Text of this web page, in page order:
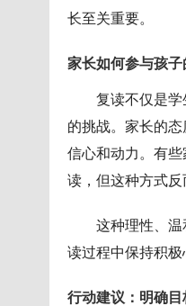
长至关重要。
家长如何参与孩子
复读不仅是
的挑战。家长的
信心和动力。有
读，但这种方式反
这种理性、
读过程中保持积极
行动建议：明确